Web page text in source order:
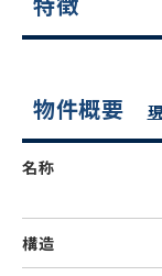
物件概要
名称
構造